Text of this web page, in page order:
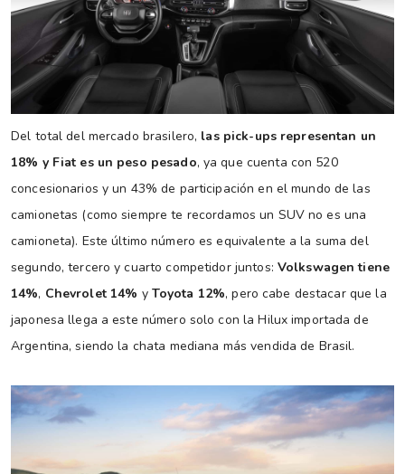
Del total del mercado brasilero, las pick-ups representan un
18% y Fiat es un peso pesado, ya que cuenta con 520
concesionarios y un 43% de participación en el mundo de las
camionetas (como siempre te recordamos un SUV no es una
camioneta). Este último número es equivalente a la suma del
segundo, tercero y cuarto competidor juntos: Volkswagen tiene
14%, Chevrolet 14% y Toyota 12%, pero cabe destacar que la
japonesa llega a este número solo con la Hilux importada de
Argentina, siendo la chata mediana más vendida de Brasil.